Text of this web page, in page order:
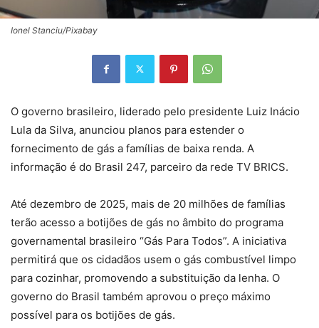
Ionel Stanciu/Pixabay
O governo brasileiro, liderado pelo presidente Luiz Inácio
Lula da Silva, anunciou planos para estender o
fornecimento de gás a famílias de baixa renda. A
informação é do Brasil 247, parceiro da rede TV BRICS.
Até dezembro de 2025, mais de 20 milhões de famílias
terão acesso a botijões de gás no âmbito do programa
governamental brasileiro “Gás Para Todos”. A iniciativa
permitirá que os cidadãos usem o gás combustível limpo
para cozinhar, promovendo a substituição da lenha. O
governo do Brasil também aprovou o preço máximo
possível para os botijões de gás.